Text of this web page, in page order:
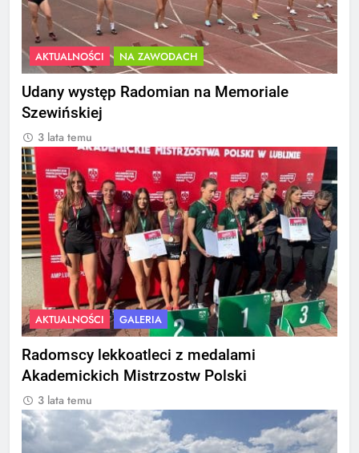
AKTUALNOŚCI NA ZAWODACH
Udany występ Radomian na Memoriale
Szewińskiej
3 lata temu
AKTUALNOŚCI GALERIA
Radomscy lekkoatleci z medalami
Akademickich Mistrzostw Polski
3 lata temu